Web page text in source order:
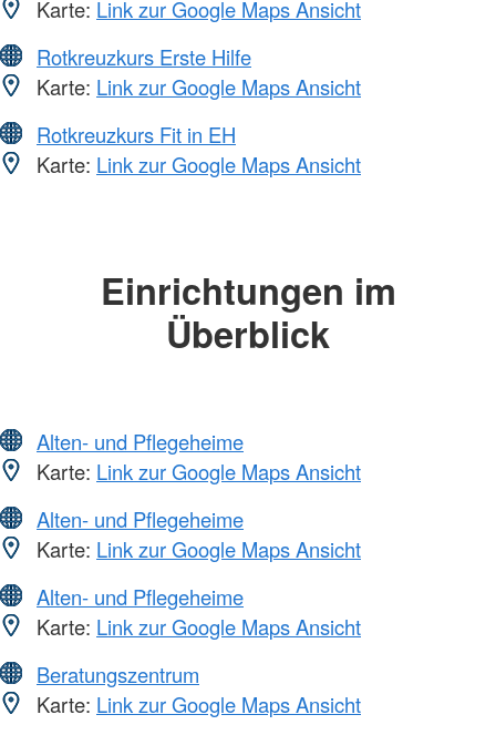
Karte: Link zur Google Maps Ansicht
Rotkreuzkurs Erste Hilfe
Karte: Link zur Google Maps Ansicht
Rotkreuzkurs Fit in EH
Karte: Link zur Google Maps Ansicht
Einrichtungen im
Überblick
Alten- und Pflegeheime
Karte: Link zur Google Maps Ansicht
Alten- und Pflegeheime
Karte: Link zur Google Maps Ansicht
Alten- und Pflegeheime
Karte: Link zur Google Maps Ansicht
Beratungszentrum
Karte: Link zur Google Maps Ansicht